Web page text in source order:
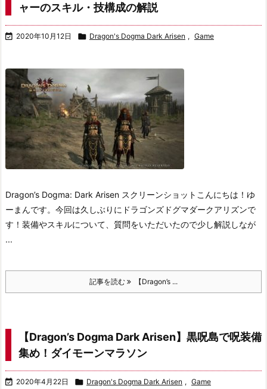
ャーのスキル・技構成の解説
 2020年10月12日  Dragon's Dogma Dark Arisen , Game
Dragon’s Dogma: Dark Arisen スクリーンショット こんにちは！ゆ
ーまんです。 今回は久しぶりにドラゴンズドグマダークアリズンで
す！装備やスキルについて、質問をいただいたので少し解説しなが
...
記事を読む 【Dragon’s ...
【Dragon’s Dogma Dark Arisen】黒呪島で呪装備
集め！ダイモーンマラソン
 2020年4月22日  Dragon's Dogma Dark Arisen , Game